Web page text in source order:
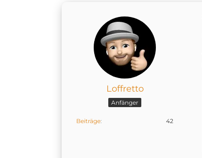
Loffretto
Anfänger
Beiträge 42